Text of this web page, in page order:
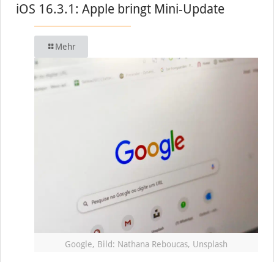
iOS 16.3.1: Apple bringt Mini-Update
Mehr
Google, Bild: Nathana Reboucas, Unsplash